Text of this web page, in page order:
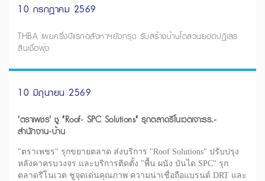
10 กรกฎาคม 2569
THBA เผยครึ่งปีแรกอสังหาฯยังทรุด รับสร้างบ้านโตสวนยอดปฏิเสธ
สินเชื่อพุ่ง
10 มิถุนายน 2569
'ตราเพชร' ชู "Roof- SPC Solutions" รุกตลาดรีโนเวตเจาะรร.-
สำนักงาน-บ้าน
"ตราเพชร" รุกขยายตลาด ส่งบริการ "Roof Solutions" ปรับปรุง
หลังคาครบวงจร และบริการติดตั้ง "พื้น ผนัง บันได SPC" รุก
ตลาดรีโนเวต ชูจุดเด่นคุณภาพ ความน่าเชื่อถือแบรนด์ DRT และ